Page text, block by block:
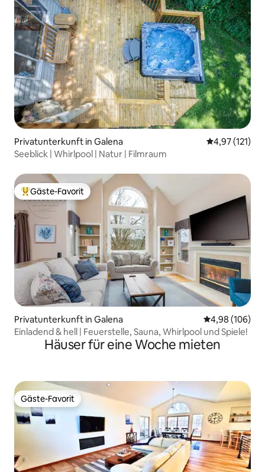
Privatunterkunft in Galena
4,97 (121)
Seeblick | Whirlpool | Natur | Filmraum
Beliebter Gäste-Favorit.
Gäste-Favorit
Privatunterkunft in Galena
4,98 (106)
Einladend & hell | Feuerstelle, Sauna, Whirlpool und Spiele!
Häuser für eine Woche mieten
Gäste-Favorit
Gäste-Favorit